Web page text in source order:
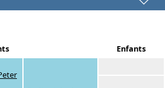
Enfants